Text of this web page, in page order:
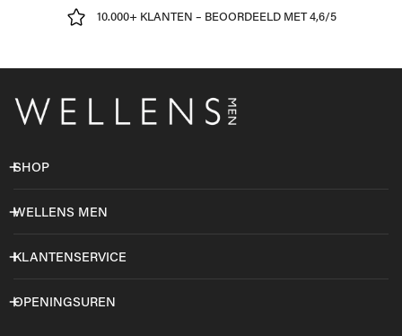
10.000+ KLANTEN – BEOORDEELD MET 4,6/5
SHOP
WELLENS MEN
KLANTENSERVICE
OPENINGSUREN